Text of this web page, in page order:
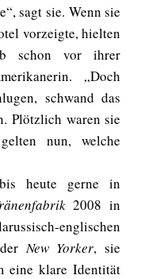
sagt sie. Wenn sie
vorzeigte, hielten
schon vor ihrer
„Doch
schwand das
Plötzlich waren sie
nun, welche
heute gerne in
2008 in
englischen
derNew Yorker, sie
eine klare Identität